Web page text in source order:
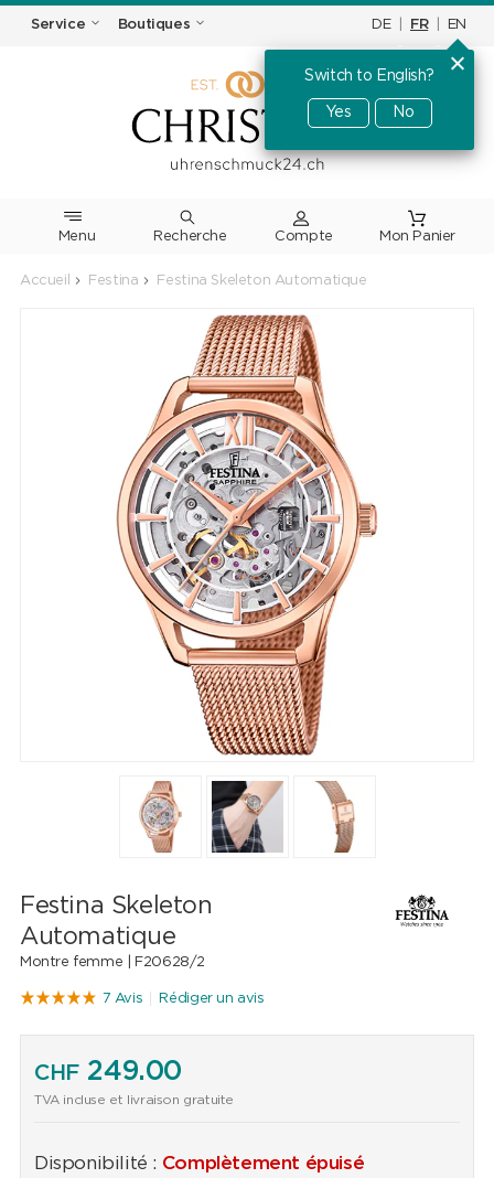
Service Boutiques DE FR EN
Switch to English?
Yes No
Menu Recherche
Accueil Festina Festina Skeleton Automatique
Festina Skeleton
Automatique
Montre femme | F20628/2
7 Avis Rédiger un avis
CHF249.00
TVA incluse et livraison gratuite
Disponibilité : Complètement épuisé